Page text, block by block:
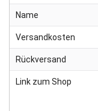
Name
Versandkosten
Rückversand
Link zum Shop